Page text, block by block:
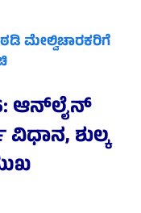
ಮೇಲ್ವಿಚಾರಕರಿಗೆ
ಆನ್‌ಲೈನ್
ಶುಲ್ಕ